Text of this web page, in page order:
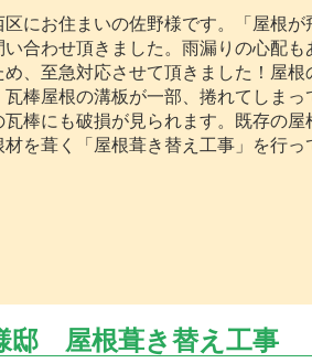
にお住まいの佐野様です。「屋根が
い合わせ頂きました。雨漏りの心配も
め、至急対応させて頂きました！屋根
瓦棒屋根の溝板が一部、捲れてしまっ
瓦棒にも破損が見られます。既存の屋
を葺く「屋根葺き替え工事」を行っ
邸 屋根葺き替え工事